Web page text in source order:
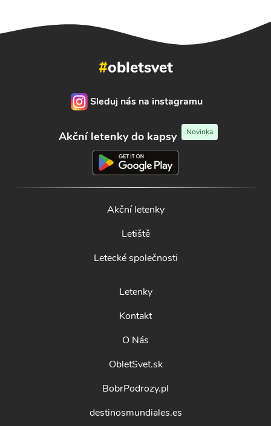
#obletsvet
Sleduj nás na instagramu
Akční letenky do kapsy Novinka
Akční letenky
Letiště
Letecké společnosti
Letenky
Kontakt
O Nás
ObletSvet.sk
BobrPodrozy.pl
destinosmundiales.es